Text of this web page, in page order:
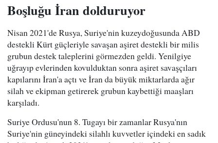
Boşluğu İran dolduruyor
Nisan 2021'de Rusya, Suriye'nin kuzeydoğusunda ABD
destekli Kürt güçleriyle savaşan aşiret destekli bir milis
grubun destek taleplerini görmezden geldi. Yenilgiye
uğrayıp evlerinden kovulduktan sonra aşiret savaşçıları
kapılarını İran'a açtı ve İran da büyük miktarlarda ağır
silah ve ekipman getirerek grubun kaybettiği maaşları
karşıladı.
Suriye Ordusu'nun 8. Tugayı bir zamanlar Rusya'nın
Suriye'nin güneyindeki silahlı kuvvetler içindeki en sadık